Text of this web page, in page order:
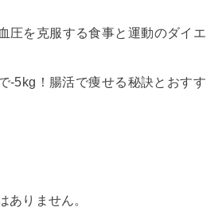
圧を克服する食事と運動のダイエ
-5kg！腸活で痩せる秘訣とおすす
ありません。